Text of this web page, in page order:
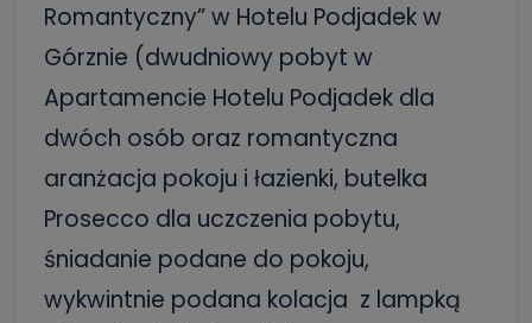
Romantyczny” w Hotelu Podjadek w
Górznie (dwudniowy pobyt w
Apartamencie Hotelu Podjadek dla
dwóch osób oraz romantyczna
aranżacja pokoju i łazienki, butelka
Prosecco dla uczczenia pobytu,
śniadanie podane do pokoju,
wykwintnie podana kolacja z lampką